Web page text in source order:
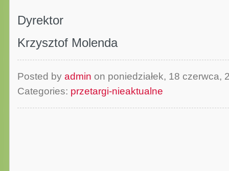
Dyrektor
Krzysztof Molenda
Posted by admin on poniedziałek, 18 czerwca,
Categories: przetargi-nieaktualne